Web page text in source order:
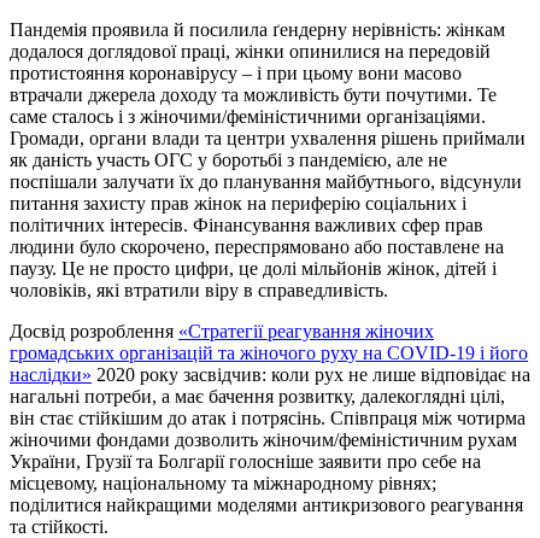
Пандемія проявила й посилила ґендерну нерівність: жінкам
додалося доглядової праці, жінки опинилися на передовій
протистояння коронавірусу – і при цьому вони масово
втрачали джерела доходу та можливість бути почутими. Те
саме сталось і з жіночими/феміністичними організаціями.
Громади, органи влади та центри ухвалення рішень приймали
як даність участь ОГС у боротьбі з пандемією, але не
поспішали залучати їх до планування майбутнього, відсунули
питання захисту прав жінок на периферію соціальних і
політичних інтересів. Фінансування важливих сфер прав
людини було скорочено, переспрямовано або поставлене на
паузу. Це не просто цифри, це долі мільйонів жінок, дітей і
чоловіків, які втратили віру в справедливість.
Досвід розроблення «Стратегії реагування жіночих
громадських організацій та жіночого руху на COVID-19 і його
наслідки» 2020 року засвідчив: коли рух не лише відповідає на
нагальні потреби, а має бачення розвитку, далекоглядні цілі,
він стає стійкішим до атак і потрясінь. Співпраця між чотирма
жіночими фондами дозволить жіночим/феміністичним рухам
України, Грузії та Болгарії голосніше заявити про себе на
місцевому, національному та міжнародному рівнях;
поділитися найкращими моделями антикризового реагування
та стійкості.